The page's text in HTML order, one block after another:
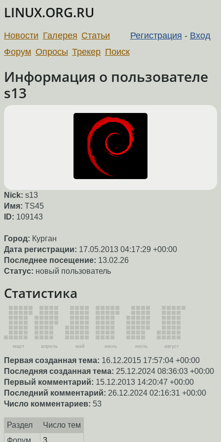
LINUX.ORG.RU
Регистрация - Вход
Новости Галерея Статьи
Форум Опросы Трекер Поиск
Информация о пользователе
s13
Nick: s13
Имя: TS45
ID: 109143
Город: Курган
Дата регистрации: 17.05.2013 04:17:29 +00:00
Последнее посещение: 13.02.26
Статус: новый пользователь
Статистика
март апрель май июнь июль август
Первая созданная тема: 16.12.2015 17:57:04 +00:00
Последняя созданная тема: 25.12.2024 08:36:03 +00:00
Первый комментарий: 15.12.2013 14:20:47 +00:00
Последний комментарий: 26.12.2024 02:16:31 +00:00
Число комментариев: 53
Раздел
Число тем
Форум
3